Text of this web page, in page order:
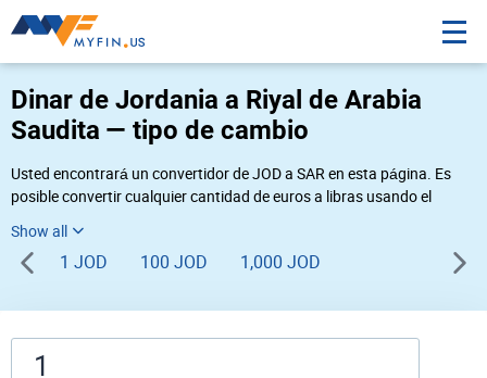
Dinar de Jordania a Riyal de Arabia
Saudita — tipo de cambio
Usted encontrará un convertidor de JOD a SAR en esta página. Es
posible convertir cualquier cantidad de euros a libras usando el
usted necesita una conversión inversa, vaya al convertidor de pares
deSAR JOD.
1 JOD 100 JOD 1,000 JOD